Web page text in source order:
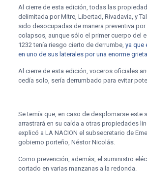
Al cierre de esta edición, todas las
delimitada por Mitre, Libertad, Rivadavia, y
sido desocupadas de manera preventiva
colapsos, aunque sólo el primer cuerpo del
1232 tenía riesgo cierto de derrumbe, ya que
en uno de sus laterales por una enorme grieta
Al cierre de esta edición, voceros oficiales
cedía solo, sería derrumbado para evitar
Se temía que, en caso de desplomarse este
arrastrará en su caída a otras propiedades
explicó a LA NACION el subsecretario de
gobierno porteño, Néstor Nicolás.
Como prevención, además, el suministro
cortado en varias manzanas a la redonda.